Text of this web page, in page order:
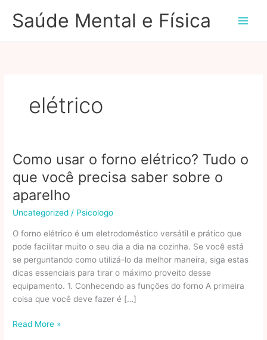
paraSaúde Mental e Física
elétrico
Como usar o forno elétrico? Tudo o
que você precisa saber sobre o
aparelho
Uncategorized / Psicologo
O forno elétrico é um eletrodoméstico versátil e prático que
pode facilitar muito o seu dia a dia na cozinha. Se você está
se perguntando como utilizá-lo da melhor maneira, siga estas
dicas essenciais para tirar o máximo proveito desse
equipamento. 1. Conhecendo as funções do forno A primeira
coisa que você deve fazer é […]
Como
Read More »